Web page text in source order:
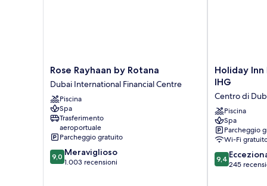
Rose
Rayhaan
by
Rotana
Dubai
International
Financial
Centre
Rose Rayhaan by Rotana
Dubai International Financial Centre
Piscina
Spa
Trasferimento
aeroportuale
Parcheggio gratuito
9.0
su
9,0 Meraviglioso
1.003 recensioni
Holiday
Inn
Business
Bay
by
IHG
Centro
di
Dubai
Holiday Inn
IHG
Centro di
Piscina
Spa
Parcheggio
Wi-Fi
9.4
su
9,4
245